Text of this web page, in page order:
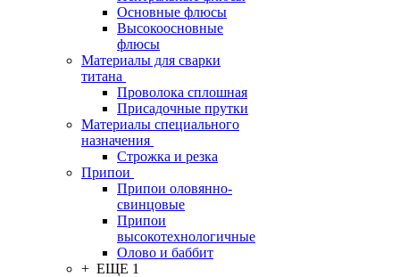
Основные флюсы
Высокоосновные
флюсы
Материалы для сварки
титана
Проволока сплошная
Присадочные прутки
Материалы специального
назначения
Строжка и резка
Припои
Припои оловянно-
свинцовые
Припои
высокотехнологичные
Олово и баббит
+ ЕЩЕ 1